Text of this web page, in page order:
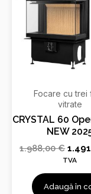
Focare cu trei
vitrate
CRYSTAL 60
NEW
1.988,00€
fost:
TVA
Adaugă în